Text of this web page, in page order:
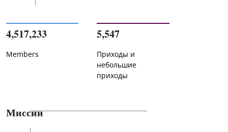
4,517,233
Members
5,547
Приходы и
небольшие
приходы
Миссии